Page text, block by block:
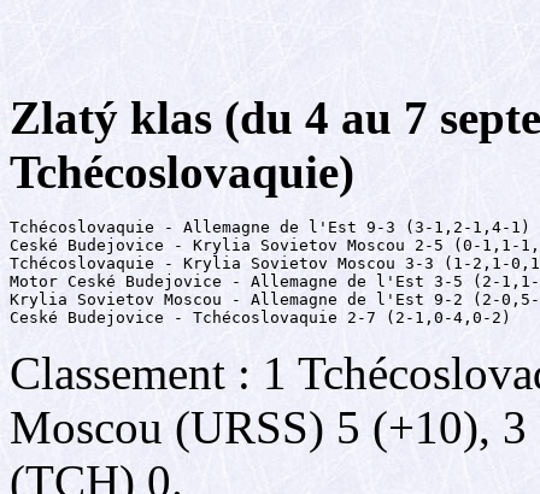
Zlatý klas (du 4 au 7
Tchécoslovaquie)
Tchécoslovaquie - Allemagne de l'Est 9-3 (3-1,2-1,4-1)
Ceské Budejovice - Krylia Sovietov Moscou 2-5 (0-1,1-
Tchécoslovaquie - Krylia Sovietov Moscou 3-3 (1-2,1-
Motor Ceské Budejovice - Allemagne de l'Est 3-5 (2-
Krylia Sovietov Moscou - Allemagne de l'Est 9-2 (2-
Ceské Budejovice - Tchécoslovaquie 2-7 (2-1,0-4,0-2)
Classement : 1
Moscou (URSS) 5 (+10),
(TCH) 0.